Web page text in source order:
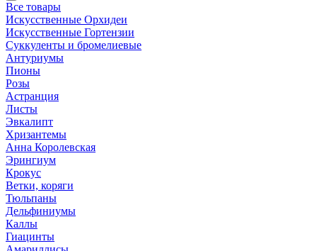
Все товары
Искусственные Орхидеи
Искусственные Гортензии
Суккуленты и бромелиевые
Антуриумы
Пионы
Розы
Астранция
Листы
Эвкалипт
Хризантемы
Анна Королевская
Эрингиум
Крокус
Ветки, коряги
Тюльпаны
Дельфиниумы
Каллы
Гиацинты